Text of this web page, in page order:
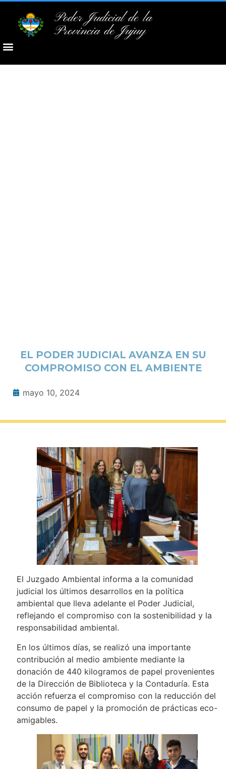
Poder Judicial de la
Provincia de Jujuy
EL PODER JUDICIAL AVANZA EN SU
COMPROMISO CON EL AMBIENTE
mayo 10, 2024
El Juzgado Ambiental informa a la comunidad
judicial los últimos desarrollos en la política
ambiental que lleva adelante el Poder Judicial,
reflejando el compromiso con la sostenibilidad y la
responsabilidad ambiental.
En los últimos días, se realizó una importante
contribución al medio ambiente mediante la
donación de 440 kilogramos de papel provenientes
de la Dirección de Biblioteca y la Contaduría. Esta
acción refuerza el compromiso con la reducción del
consumo de papel y la promoción de prácticas eco-
amigables.